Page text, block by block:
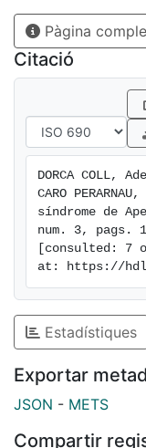
Pàgina
Citació
DORCA COLL,
CARO
síndrome de
num. 3, pags.
[consulted: 7
at: https://
Estadístiques
Exportar
JSON - METS
Compartir